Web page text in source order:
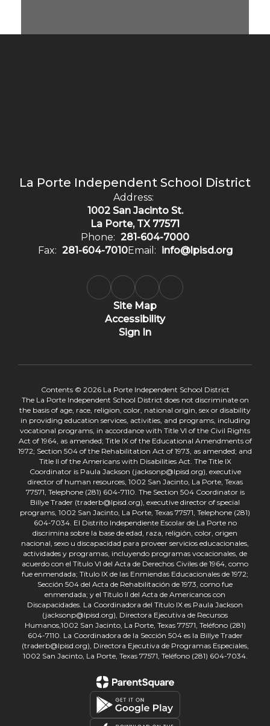
La Porte Independent School District
Address:
1002 San Jacinto St.
La Porte, TX 77571
Phone: 281-604-7000
Fax: 281-604-7010Email: info@lpisd.org
Site Map
Accessibility
Sign In
Contents © 2026 La Porte Independent School District
The La Porte Independent School District does not discriminate on
the basis of age, race, religion, color, national origin, sex or disability
in providing education services, activities, and programs, including
vocational programs, in accordance with Title VI of the Civil Rights
Act of 1964, as amended; Title IX of the Educational Amendments of
1972; Section 504 of the Rehabilitation Act of 1973, as amended; and
Title II of the Americans with Disabilities Act. The Title IX
Coordinator is Paula Jackson (jacksonp@lpisd.org), executive
director of human resources, 1002 San Jacinto, La Porte, Texas
77571, Telephone (281) 604-7110. The Section 504 Coordinator is
Billye Trader (traderb@lpisd.org), executive director of special
programs, 1002 San Jacinto, La Porte, Texas 77571, Telephone (281)
604-7034. El Distrito Independiente Escolar de La Porte no
discrimina sobre la base de edad, raza, religión, color, origen
nacional, sexo u discapacidad para proveer servicios educacionales,
actividades y programas, incluyendo programas vocacionales, de
acuerdo con el Título VI del Acta de Derechos Civiles de 1964, como
fue enmendada; Título IX de las Enmiendas Educacionales de 1972;
Sección 504 del Acta de Rehabilitación de 1973, como fue
enmendada; y el Título II del Acta de Americanos con
Discapacidades. La Coordinadora del Título IX es Paula Jackson
(jacksonp@lpisd.org), Directora Ejecutiva de Recursos
Humanos,1002 San Jacinto, La Porte, Texas 77571, Teléfono (281)
604-7110. La Coordinadora de la Sección 504 es la Billye Trader
(traderb@lpisd.org), Directora Ejecutiva de Programas Especiales,
1002 San Jacinto, La Porte, Texas 77571, Teléfono (281) 604-7034.